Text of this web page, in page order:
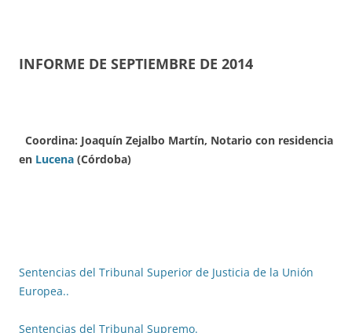
INFORME DE SEPTIEMBRE DE 2014
Coordina: Joaquín Zejalbo Martín, Notario con residencia
en Lucena (Córdoba)
Sentencias del Tribunal Superior de Justicia de la Unión
Europea..
Sentencias del Tribunal Supremo.